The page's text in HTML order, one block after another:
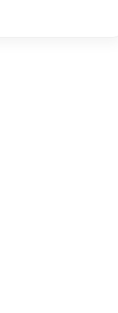
các loại hải sản như